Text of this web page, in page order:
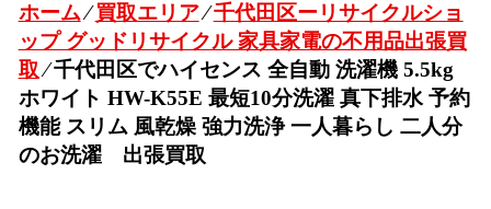
ホーム⁄買取エリア⁄千代田区ーリサイクルショ
ップ グッドリサイクル 家具家電の不用品出張買
取⁄千代田区でハイセンス 全自動 洗濯機 5.5kg
ホワイト HW-K55E 最短10分洗濯 真下排水 予約
機能 スリム 風乾燥 強力洗浄 一人暮らし 二人分
のお洗濯 出張買取